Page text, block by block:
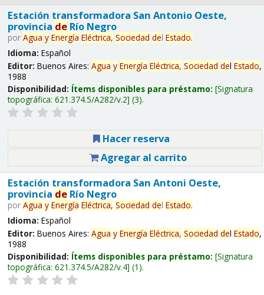
Estación transformadora San Antonio Oeste,
provincia deRío Negro
por Agua y Energía Eléctrica, Sociedad del Estado.
Idioma: Español
Editor: Buenos Aires: Agua y Energía Eléctrica, Sociedad del Estado,
1988
Disponibilidad: Ítems disponibles para préstamo: Signatura
topográfica: 621.374.5/A282/v.2 (3).
Hacer reserva
Agregar al carrito
Estación transformadora San Antoni Oeste,
provincia deRío Negro
por Agua y Energía Eléctrica, Sociedad del Estado.
Idioma: Español
Editor: Buenos Aires: Agua y Energía Eléctrica, Sociedad del Estado,
1988
Disponibilidad: Ítems disponibles para préstamo: Signatura
topográfica: 621.374.5/A282/v.4 (1).